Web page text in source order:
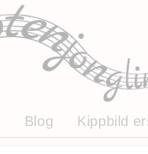
Blog Kippbild